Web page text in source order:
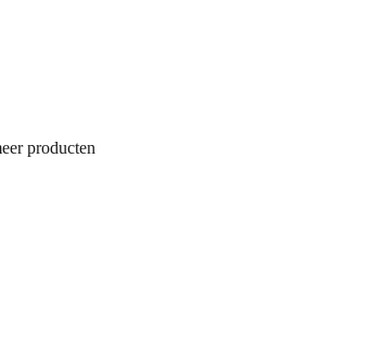
producten